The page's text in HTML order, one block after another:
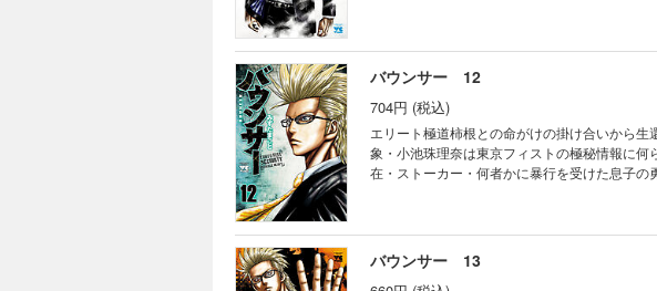
バウンサー 12
704円 (税込)
エリート極道柿根との命がけの掛け合いから
象・小池珠理奈は東京フィストの極秘情報に
在・ストーカー・何者かに暴行を受けた息子
バウンサー 13